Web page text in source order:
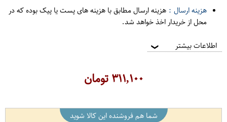
هزینه ارسال : هزینه ارسال مطابق با هزینه های پست یا پیک بوده که در
محل از خریدار اخذ خواهد شد.
اطلاعات بیشتر ❯
۳۱۱,۱۰۰تومان
شما هم فروشنده این کالا شوید